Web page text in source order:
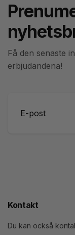
Få den senaste
erbjudandena!
Kontakt
Du kan också